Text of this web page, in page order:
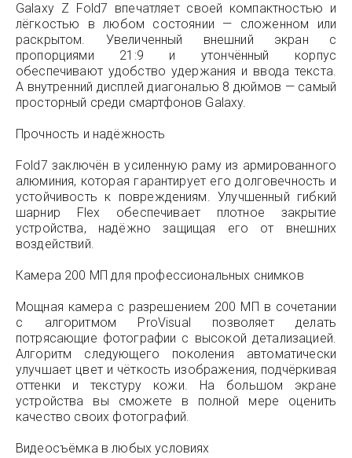
Galaxy Z Fold7 впечатляет своей компактностью и
лёгкостью в любом состоянии — сложенном или
раскрытом. Увеличенный внешний экран с
пропорциями 21:9 и утончённый корпус
обеспечивают удобство удержания и ввода текста.
А внутренний дисплей диагональю 8 дюймов — самый
просторный среди смартфонов Galaxy.
Прочность и надёжность
Fold7 заключён в усиленную раму из армированного
алюминия, которая гарантирует его долговечность и
устойчивость к повреждениям. Улучшенный гибкий
шарнир Flex обеспечивает плотное закрытие
устройства, надёжно защищая его от внешних
воздействий.
Камера 200 МП для профессиональных снимков
Мощная камера с разрешением 200 МП в сочетании
с алгоритмом ProVisual позволяет делать
потрясающие фотографии с высокой детализацией.
Алгоритм следующего поколения автоматически
улучшает цвет и чёткость изображения, подчёркивая
оттенки и текстуру кожи. На большом экране
устройства вы сможете в полной мере оценить
качество своих фотографий.
Видеосъёмка в любых условиях